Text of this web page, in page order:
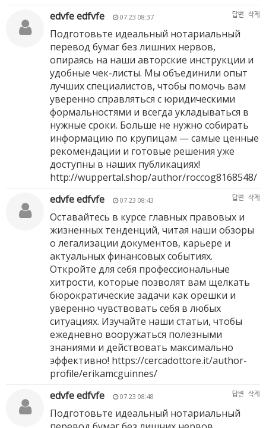
edvfe edfvfe
07.23 08:37 답변 삭제
Подготовьте идеальный нотариальный
перевод бумаг без лишних нервов,
опираясь на наши авторские инструкции и
удобные чек-листы. Мы объединили опыт
лучших специалистов, чтобы помочь вам
уверенно справляться с юридическими
формальностями и всегда укладываться в
нужные сроки. Больше не нужно собирать
информацию по крупицам — самые ценные
рекомендации и готовые решения уже
доступны в наших публикациях!
http://wuppertal.shop/author/roccog8168548/
edvfe edfvfe
07.23 08:43 답변 삭제
Оставайтесь в курсе главных правовых и
жизненных тенденций, читая наши обзоры
о легализации документов, карьере и
актуальных финансовых событиях.
Откройте для себя профессиональные
хитрости, которые позволят вам щелкать
бюрократические задачи как орешки и
уверенно чувствовать себя в любых
ситуациях. Изучайте наши статьи, чтобы
ежедневно вооружаться полезными
знаниями и действовать максимально
эффективно! https://cercadottore.it/author-
profile/erikamcguinnes/
edvfe edfvfe
07.23 08:48 답변 삭제
Подготовьте идеальный нотариальный